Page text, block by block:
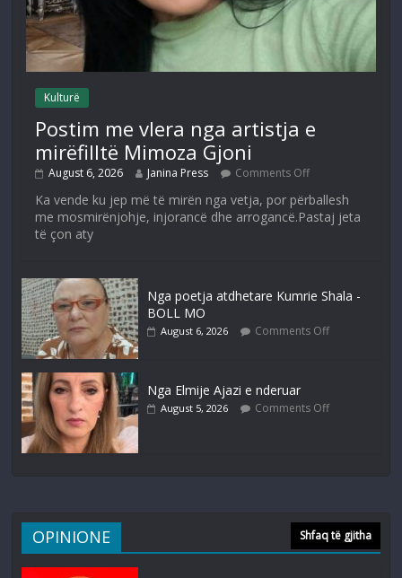
Kulturë
Postim me vlera nga artistja e
mirëfilltë Mimoza Gjoni
August 6, 2026 Janina Press Comments Off
Ka vende ku jep më të mirën nga vetja, por përballesh
me mosmirënjohje, injorancë dhe arrogancë.Pastaj jeta
të çon aty
Nga poetja atdhetare Kumrie Shala -
BOLL MO
August 6, 2026 Comments Off
Nga Elmije Ajazi e nderuar
August 5, 2026 Comments Off
OPINIONE Shfaq të gjitha